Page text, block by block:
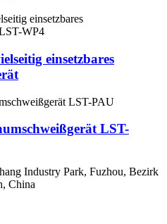
einsetzbares
LST-
Industry Park, Fuzhou, Bezirk
China